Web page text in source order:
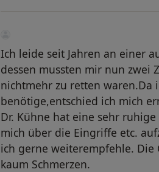
Ich leide seit Jahren an einer
dessen mussten mir nun zwei
nichtmehr zu retten waren.Da
benötige,entschied ich mich
Dr. Kühne hat eine sehr
mich über die Eingriffe etc.
ich gerne weiterempfehle.
kaum Schmerzen.